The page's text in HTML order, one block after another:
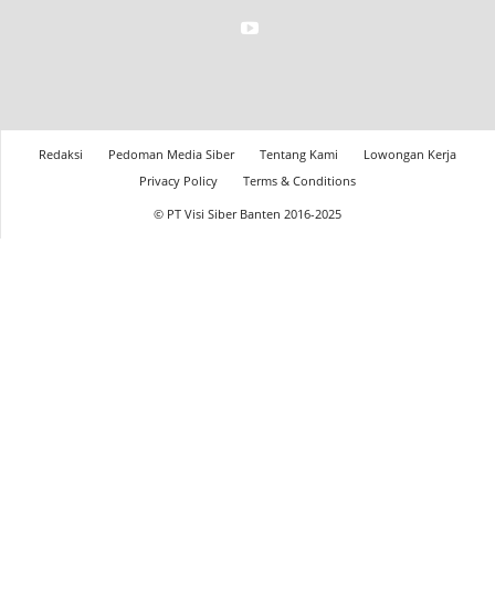
Redaksi Pedoman Media Siber Tentang Kami
Lowongan Kerja
Privacy Policy
Terms & Conditions
© PT Visi Siber Banten 2016-2025